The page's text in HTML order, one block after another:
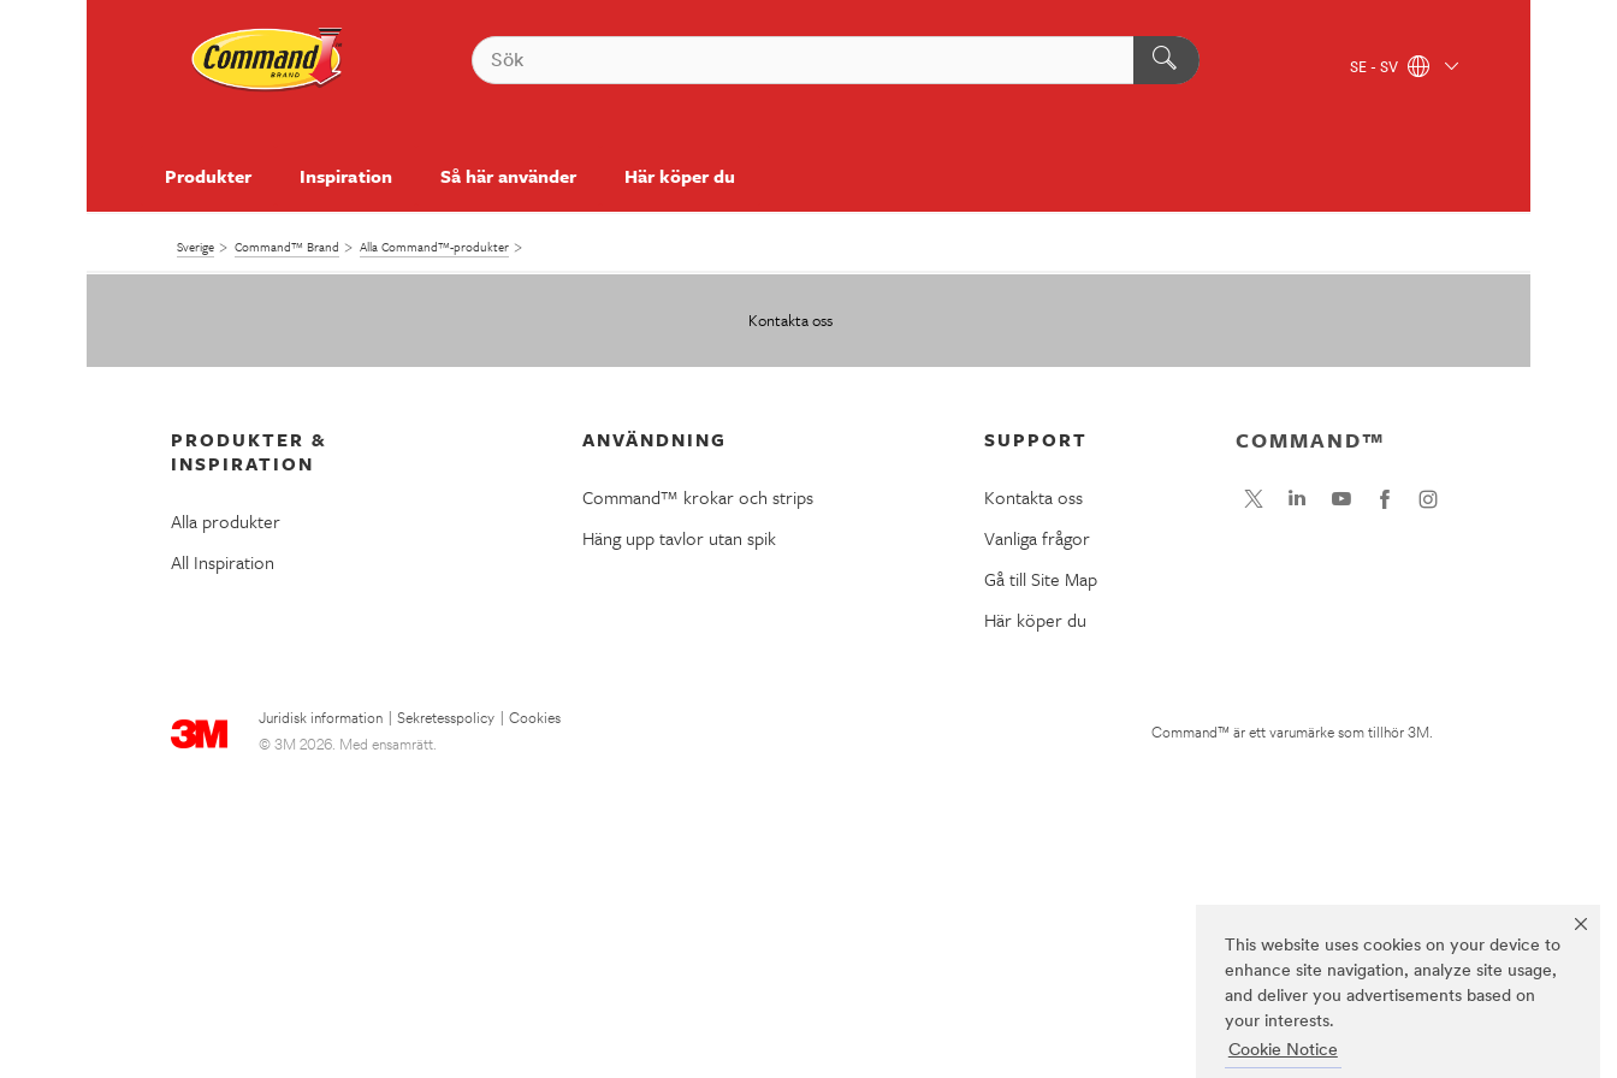
This website uses cookies on your device to
enhance site navigation, analyze site usage,
and deliver you advertisements based on
your interests.
Cookie Notice
SE - SV
Produkter Inspiration Så här använder Här köper du
Sverige Command™ Brand Alla Command™-produkter
Kontakta oss
PRODUKTER &
INSPIRATION
Alla produkter
All Inspiration
ANVÄNDNING
Command™ krokar och strips
Häng upp tavlor utan spik
SUPPORT
Kontakta oss
Vanliga frågor
Gå till Site Map
Här köper du
Juridisk information Sekretesspolicy
Cookies
© 3M 2026. Med ensamrätt.
COMMAND™
Command™ är ett varumärke som tillhör 3M.